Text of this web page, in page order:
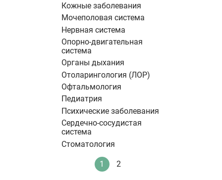
Кожные заболевания
Мочеполовая система
Нервная система
Опорно-двигательная
система
Органы дыхания
Отоларингология (ЛОР)
Офтальмология
Педиатрия
Психические заболевания
Сердечно-сосудистая
система
Стоматология
Нумерация
страниц Текущая
1 Стандартное
2